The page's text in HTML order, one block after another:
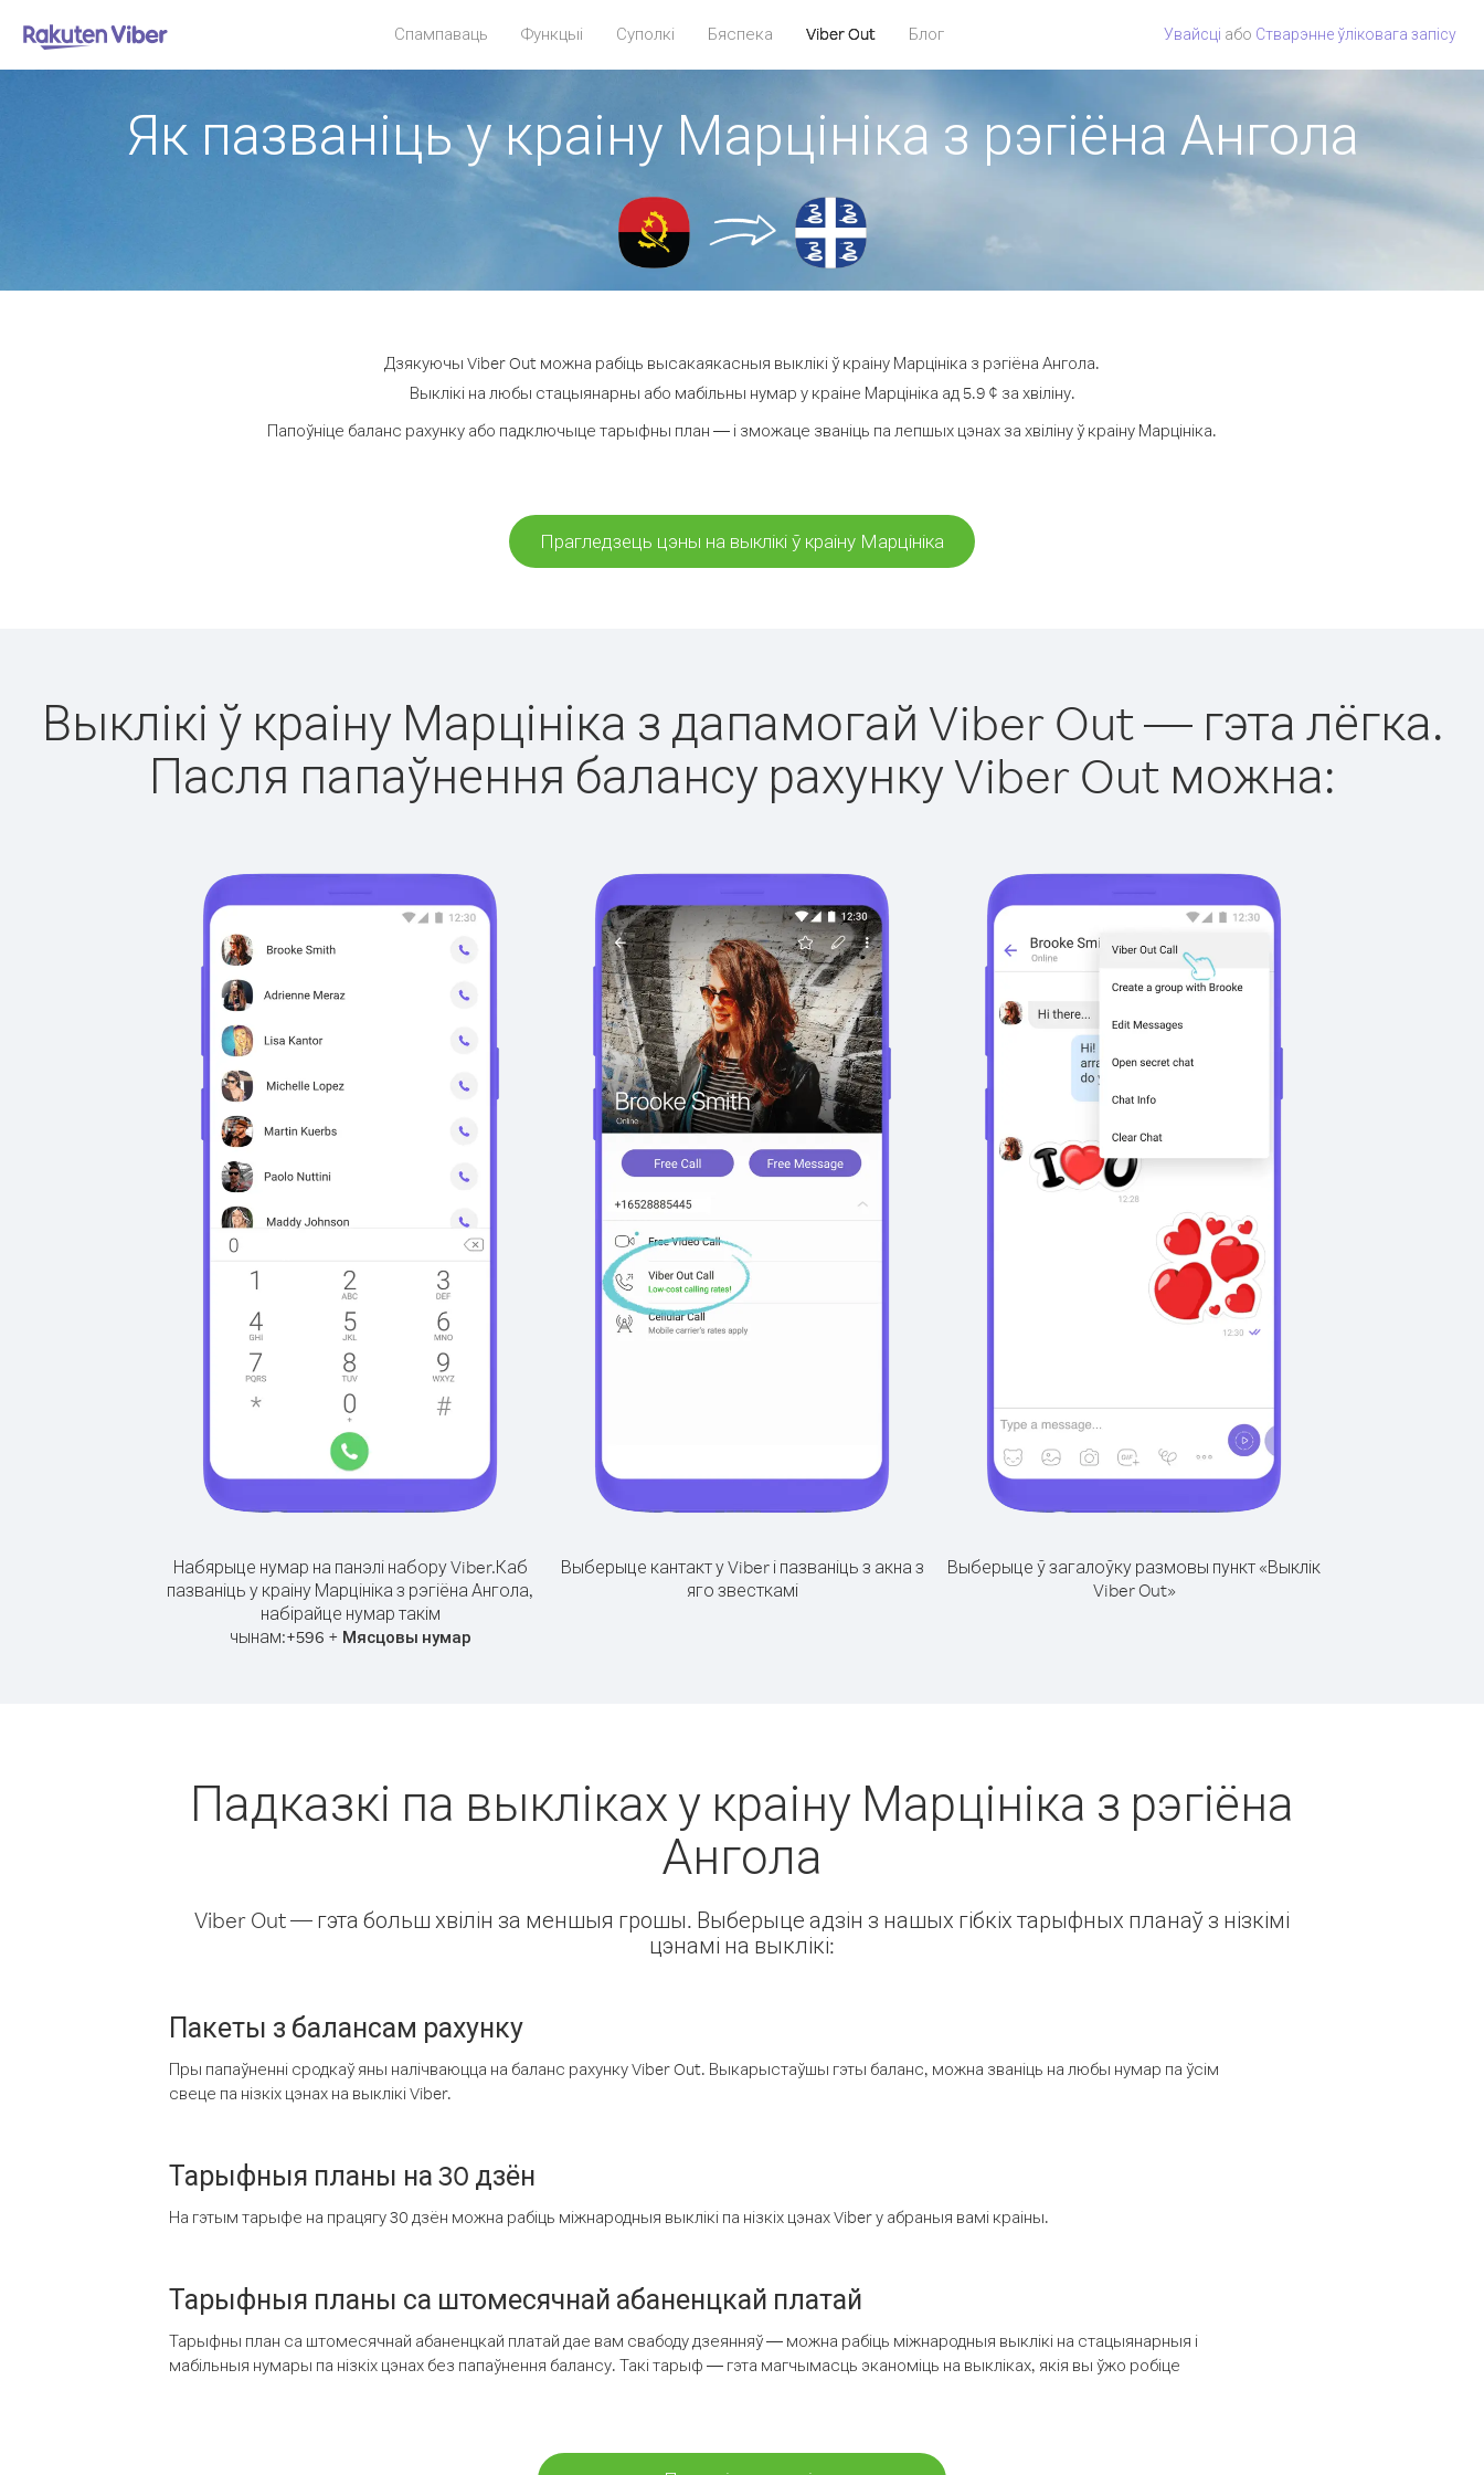
Спампаваць Функцыі Суполкі Бяспека Viber Out Блог Увайсці або Стварэнне ўліковага запісу
Як пазваніць у краіну Марцініка з рэгіёна Ангола
Дзякуючы Viber Out можна рабіць высакаякасныя выклікі ў краіну Марцініка з рэгіёна Ангола.
Выклікі на любы стацыянарны або мабільны нумар у краіне Марцініка ад 5.9 ¢ за хвіліну.
Папоўніце баланс рахунку або падключыце тарыфны план — і зможаце званіць па лепшых цэнах за хвіліну ў краіну Марцініка.
Прагледзець цэны на выклікі ў краіну Марцініка
Выклікі ў краіну Марцініка з дапамогай Viber Out — гэта лёгка.
Пасля папаўнення балансу рахунку Viber Out можна:
Набярыце нумар на панэлі набору Viber.Каб
пазваніць у краіну Марцініка з рэгіёна Ангола,
набірайце нумар такім
чынам:+596 + Мясцовы нумар
Выберыце кантакт у Viber і пазваніць з акна з
яго звесткамі
Выберыце ў загалоўку размовы пункт «Выклік
Viber Out»
Падказкі па выкліках у краіну Марцініка з рэгіёна
Ангола
Viber Out — гэта больш хвілін за меншыя грошы. Выберыце адзін з нашых гібкіх тарыфных планаў з нізкімі
цэнамі на выклікі:
Пакеты з балансам рахунку
Пры папаўненні сродкаў яны налічваюцца на баланс рахунку Viber Out. Выкарыстаўшы гэты баланс, можна званіць на любы нумар па ўсім
свеце па нізкіх цэнах на выклікі Viber.
Тарыфныя планы на 30 дзён
На гэтым тарыфе на працягу 30 дзён можна рабіць міжнародныя выклікі па нізкіх цэнах Viber у абраныя вамі краіны.
Тарыфныя планы са штомесячнай абаненцкай платай
Тарыфны план са штомесячнай абаненцкай платай дае вам свабоду дзеянняў — можна рабіць міжнародныя выклікі на стацыянарныя і
мабільныя нумары па нізкіх цэнах без папаўнення балансу. Такі тарыф — гэта магчымасць эканоміць на выкліках, якія вы ўжо робіце